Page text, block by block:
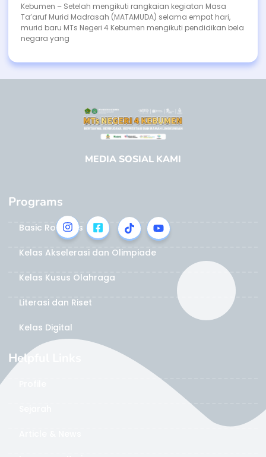
Kebumen – Setelah mengikuti rangkaian kegiatan Masa
Ta’aruf Murid Madrasah (MATAMUDA) selama empat hari,
murid baru MTs Negeri 4 Kebumen mengikuti pendidikan bela
negara yang
MEDIA SOSIAL KAMI
Programs
Basic Robotics
Kelas Akselerasi dan Olimpiade
Kelas Kusus Olahraga
Literasi dan Riset
Kelas Digital
Helpful Links